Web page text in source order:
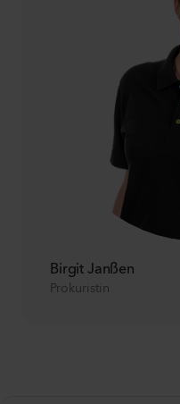
Birgit Janßen
Prokuristin